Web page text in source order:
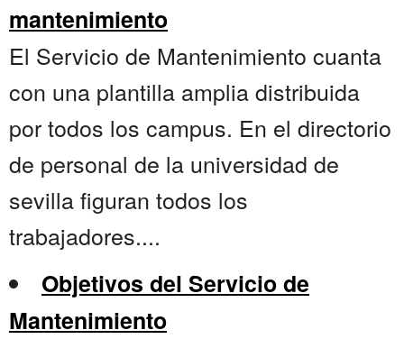
mantenimiento
El Servicio de Mantenimiento cuanta
con una plantilla amplia distribuida
por todos los campus. En el directorio
de personal de la universidad de
sevilla figuran todos los
trabajadores....
Objetivos del Servicio de
Mantenimiento